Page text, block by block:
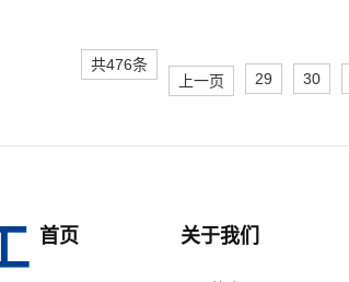
共476条
上一页
29 30
首页 关于我们